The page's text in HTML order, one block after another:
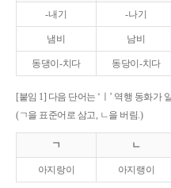
-내기 -나기
냄비 남비
동댕이-치다 동당이-치다
[붙임 1] 다음 단어는 ‘ㅣ’ 역행 동화가
(ㄱ을 표준어로 삼고, ㄴ을 버림.)
ㄱ ㄴ
아지랑이 아지랭이